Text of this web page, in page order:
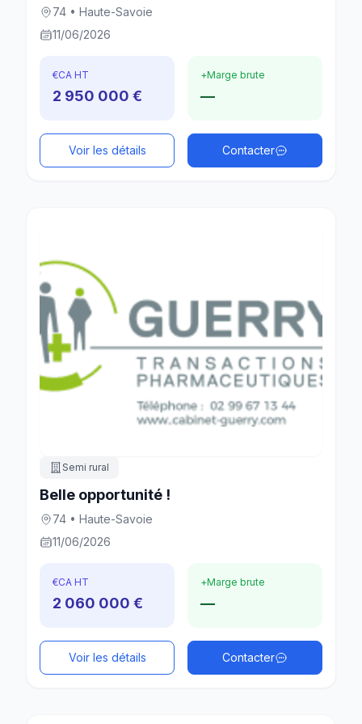
74 • Haute-Savoie
11/06/2026
€CA HT
2 950 000 €
+Marge brute
—
Voir les détails Contacter
Semi rural
Belle opportunité !
74 • Haute-Savoie
11/06/2026
€CA HT
2 060 000 €
+Marge brute
—
Voir les détails Contacter